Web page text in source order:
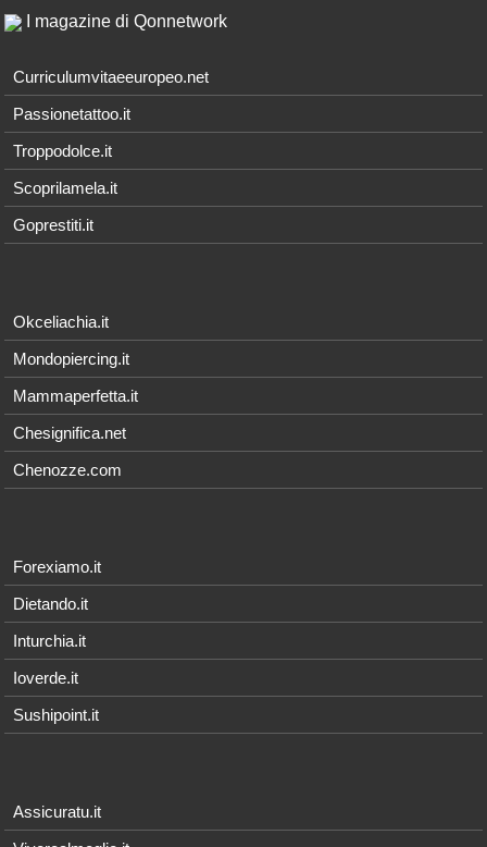
I magazine di Qonnetwork
Curriculumvitaeeuropeo.net
Passionetattoo.it
Troppodolce.it
Scoprilamela.it
Goprestiti.it
Okceliachia.it
Mondopiercing.it
Mammaperfetta.it
Chesignifica.net
Chenozze.com
Forexiamo.it
Dietando.it
Inturchia.it
Ioverde.it
Sushipoint.it
Assicuratu.it